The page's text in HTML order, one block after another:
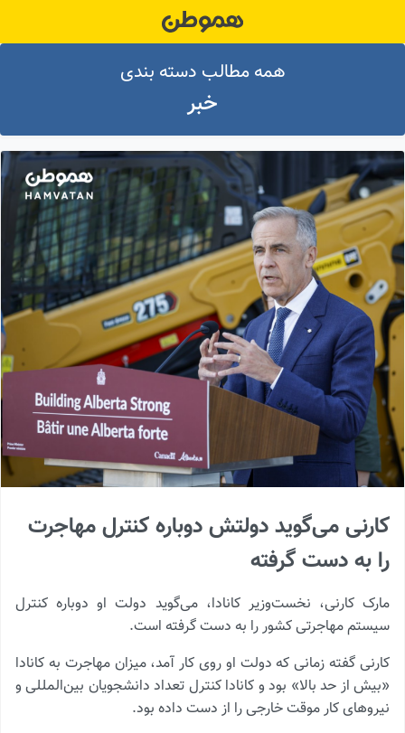
همه مطالب دسته بندی
خبر
کارنی می‌گوید دولتش دوباره کنترل مهاجرت
را به دست گرفته
مارک کارنی، نخست‌وزیر کانادا، می‌گوید دولت او دوباره کنترل
سیستم مهاجرتی کشور را به دست گرفته است.
کارنی گفته زمانی که دولت او روی کار آمد، میزان مهاجرت به کانادا
«بیش از حد بالا» بود و کانادا کنترل تعداد دانشجویان بین‌المللی و
نیروهای کار موقت خارجی را از دست داده بود.